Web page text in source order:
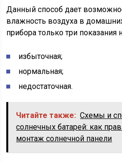
Данный способ дает
влажность воздуха в
прибора только три показания
избыточная;
нормальная;
недостаточная.
Читайте также: Схемы и
солнечных батарей: как
монтаж солнечной панели